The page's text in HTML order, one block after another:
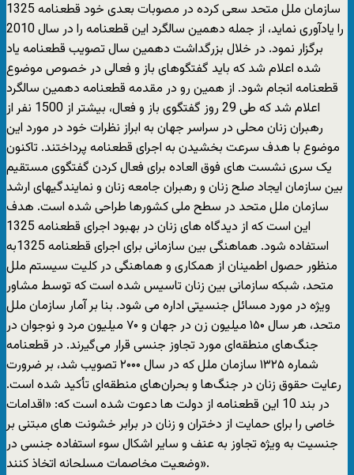
سازمان ملل متحد سعی کرده در مصوبات بعدی خود قطعنامه 1325
را یادآوری نماید، از جمله دهمین سالگرد این قطعنامه را در سال 2010
برگزار نمود. در خلال بزرگداشت دهمین سال تصویب قطعنامه یاد
شده اعلام شد که باید گفتگوهای باز و فعالی در خصوص موضوع
قطعنامه انجام شود. از همین رو در مقدمه قطعنامه دهمین سالگرد
اعلام شد که طی 29 روز گفتگوی باز و فعال، بیشتر از 1500 نفر از
رهبران زنان محلی در سراسر جهان به ابراز نظرات خود در مورد این
موضوع با هدف سرعت بخشیدن به اجرای قطعنامه پرداختند. تاکنون
یک سری نشست های فوق العاده برای فعال کردن گفتگوی مستقیم
بین سازمان ایجاد صلح زنان و رهبران جامعه زنان و نمایندگیهای ارشد
سازمان ملل متحد در سطح ملی کشورها طراحی شده است. هدف
این است که از دیدگاه های زنان در بهبود اجرای قطعنامه 1325
استفاده شود. هماهنگی بین سازمانی برای اجرای قطعنامه 1325به
منظور حصول اطمینان از همکاری و هماهنگی در کلیت سیستم ملل
متحد، شبکه سازمانی بین زنان تاسیس شده است که توسط مشاور
ویژه در مورد مسائل جنسیتی اداره می شود. بنا بر آمار سازمان ملل
متحد، هر سال ۱۵۰ میلیون زن در جهان و ۷۰ میلیون مرد و نوجوان در
جنگ‌های منطقه‌ای مورد تجاوز جنسی قرار می‌گیرند. در قطعنامه
شماره ۱۳۲۵ سازمان ملل که در سال ۲۰۰۰ تصویب شد، بر ضرورت
رعایت حقوق زنان در جنگ‌ها و بحران‌های منطقه‌ای تأکید شده است.
در بند 10 این قطعنامه از دولت ها دعوت شده است که: «اقدامات
خاصی را برای حمایت از دختران و زنان در برابر خشونت های مبتنی بر
جنسیت به ویژه تجاوز به عنف و سایر اشکال سوء استفاده جنسی در
وضعیت مخاصمات مسلحانه اتخاذ کنند».